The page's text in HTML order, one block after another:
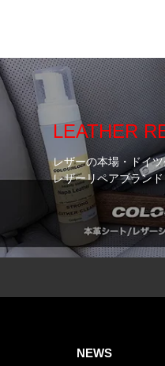
LEATHER
レザーの本場・ドイ
レザーリペアブラン
NEWS